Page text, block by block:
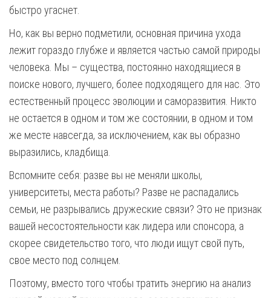
быстро угаснет.
Но, как вы верно подметили, основная причина ухода
лежит гораздо глубже и является частью самой природы
человека. Мы – существа, постоянно находящиеся в
поиске нового, лучшего, более подходящего для нас. Это
естественный процесс эволюции и саморазвития. Никто
не остается в одном и том же состоянии, в одном и том
же месте навсегда, за исключением, как вы образно
выразились, кладбища.
Вспомните себя: разве вы не меняли школы,
университеты, места работы? Разве не распадались
семьи, не разрывались дружеские связи? Это не признак
вашей несостоятельности как лидера или спонсора, а
скорее свидетельство того, что люди ищут свой путь,
свое место под солнцем.
Поэтому, вместо того чтобы тратить энергию на анализ